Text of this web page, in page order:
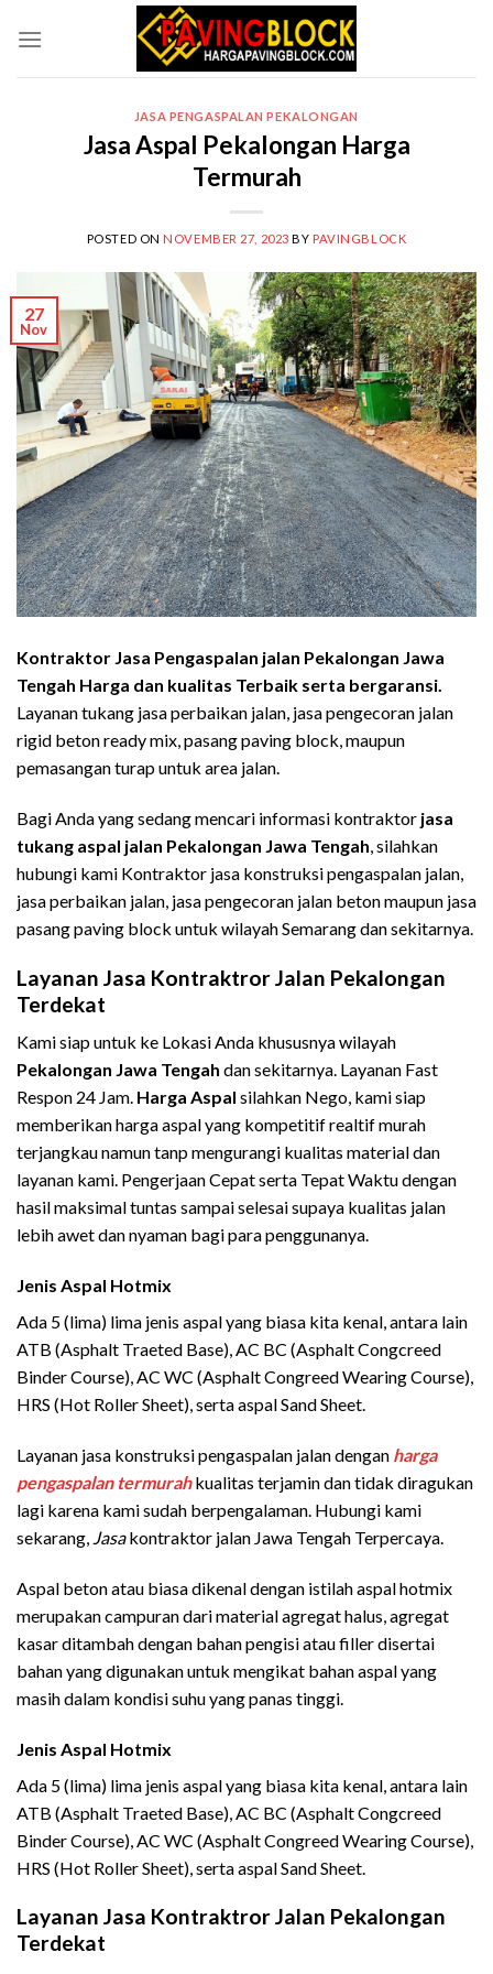
JASA PENGASPALAN PEKALONGAN
Jasa Aspal Pekalongan Harga
Termurah
POSTED ON NOVEMBER 27, 2023 BY PAVINGBLOCK
27
Nov
Kontraktor Jasa Pengaspalan jalan Pekalongan Jawa
Tengah Harga dan kualitas Terbaik serta bergaransi.
Layanan tukang jasa perbaikan jalan, jasa pengecoran jalan
rigid beton ready mix, pasang paving block, maupun
pemasangan turap untuk area jalan.
Bagi Anda yang sedang mencari informasi kontraktor jasa
tukang aspal jalan Pekalongan Jawa Tengah, silahkan
hubungi kami Kontraktor jasa konstruksi pengaspalan jalan,
jasa perbaikan jalan, jasa pengecoran jalan beton maupun jasa
pasang paving block untuk wilayah Semarang dan sekitarnya.
Layanan Jasa Kontraktror Jalan Pekalongan
Terdekat
Kami siap untuk ke Lokasi Anda khususnya wilayah
Pekalongan Jawa Tengah dan sekitarnya. Layanan Fast
Respon 24 Jam. Harga Aspal silahkan Nego, kami siap
memberikan harga aspal yang kompetitif realtif murah
terjangkau namun tanp mengurangi kualitas material dan
layanan kami. Pengerjaan Cepat serta Tepat Waktu dengan
hasil maksimal tuntas sampai selesai supaya kualitas jalan
lebih awet dan nyaman bagi para penggunanya.
Jenis Aspal Hotmix
Ada 5 (lima) lima jenis aspal yang biasa kita kenal, antara lain
ATB (Asphalt Traeted Base), AC BC (Asphalt Congcreed
Binder Course), AC WC (Asphalt Congreed Wearing Course),
HRS (Hot Roller Sheet), serta aspal Sand Sheet.
Layanan jasa konstruksi pengaspalan jalan dengan harga
pengaspalan termurahkualitas terjamin dan tidak diragukan
lagi karena kami sudah berpengalaman. Hubungi kami
sekarang, Jasakontraktor jalan Jawa Tengah Terpercaya.
Aspal beton atau biasa dikenal dengan istilah aspal hotmix
merupakan campuran dari material agregat halus, agregat
kasar ditambah dengan bahan pengisi atau filler disertai
bahan yang digunakan untuk mengikat bahan aspal yang
masih dalam kondisi suhu yang panas tinggi.
Jenis Aspal Hotmix
Ada 5 (lima) lima jenis aspal yang biasa kita kenal, antara lain
ATB (Asphalt Traeted Base), AC BC (Asphalt Congcreed
Binder Course), AC WC (Asphalt Congreed Wearing Course),
HRS (Hot Roller Sheet), serta aspal Sand Sheet.
Layanan Jasa Kontraktror Jalan Pekalongan
Terdekat